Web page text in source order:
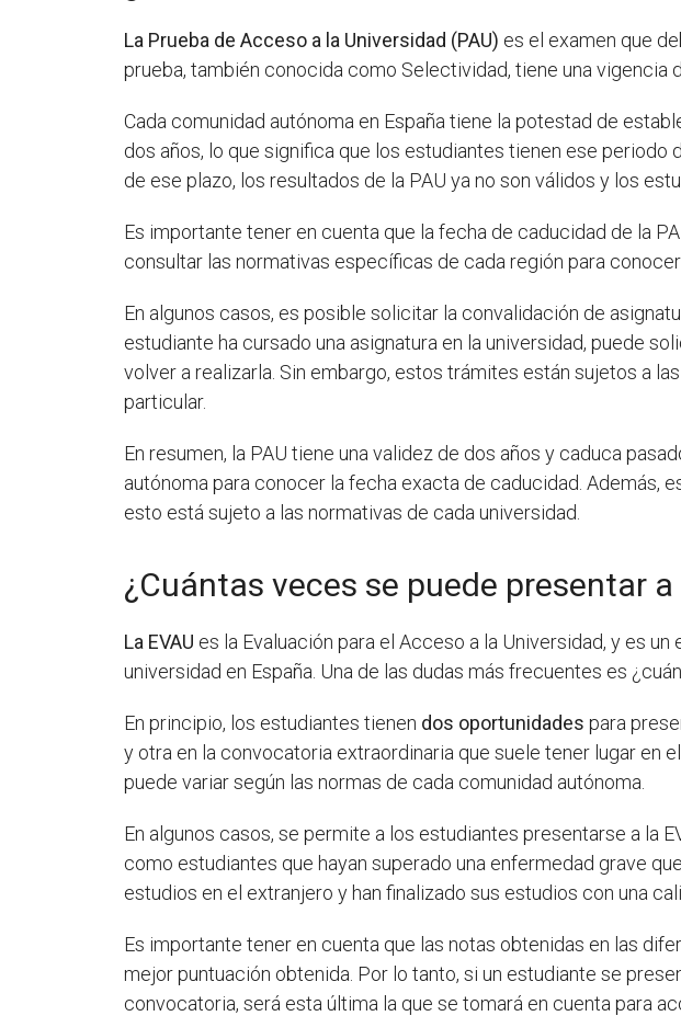
La Prueba de Acceso a la Universidad (PAU) es el examen que
prueba, también conocida como Selectividad, tiene una vigencia
Cada comunidad autónoma en España tiene la potestad de
dos años, lo que significa que los estudiantes tienen ese
de ese plazo, los resultados de la PAU ya no son válidos y los
Es importante tener en cuenta que la fecha de caducidad de la
consultar las normativas específicas de cada región para
En algunos casos, es posible solicitar la convalidación de
estudiante ha cursado una asignatura en la universidad, puede
volver a realizarla. Sin embargo, estos trámites están sujetos a
particular.
En resumen, la PAU tiene una validez de dos años y caduca
autónoma para conocer la fecha exacta de caducidad. Además,
esto está sujeto a las normativas de cada universidad.
¿Cuántas veces se puede presentar a
La EVAU es la Evaluación para el Acceso a la Universidad, y es
universidad en España. Una de las dudas más frecuentes es
En principio, los estudiantes tienen dos oportunidades para
y otra en la convocatoria extraordinaria que suele tener lugar en
puede variar según las normas de cada comunidad autónoma.
En algunos casos, se permite a los estudiantes presentarse a la
como estudiantes que hayan superado una enfermedad grave
estudios en el extranjero y han finalizado sus estudios con una
Es importante tener en cuenta que las notas obtenidas en las
mejor puntuación obtenida. Por lo tanto, si un estudiante se
convocatoria, será esta última la que se tomará en cuenta para